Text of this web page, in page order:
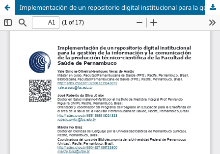
Implementación de un repositorio digital institucional para la gestión de la información y la comunicación de la producción técnico-científica de la Facultad de Saúde de Pernambuco